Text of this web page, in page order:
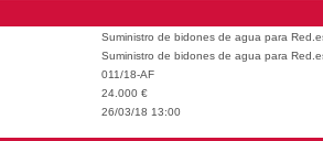
Suministro de bidones de agua para
Suministro de bidones de agua para
011/18-AF
24.000 €
26/03/18 13:00